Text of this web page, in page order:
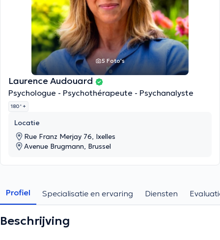
5 Foto's
Laurence Audouard
Psychologue - Psychothérapeute - Psychanalyste
180 ' +
Locatie
Rue Franz Merjay 76, Ixelles
Avenue Brugmann, Brussel
Profiel Specialisatie en ervaring Diensten
Beschrijving